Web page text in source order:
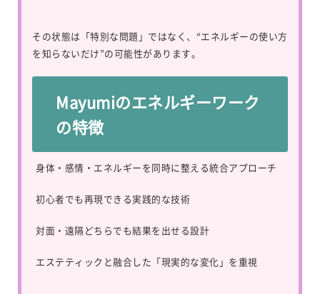
その状態は「特別な問題」ではなく、“エネルギーの使い方
を知らないだけ”の可能性があります。
Mayumiのエネルギーワーク
の特徴
身体・感情・エネルギーを同時に整える統合アプローチ
初心者でも再現できる実践的な技術
対面・遠隔どちらでも結果を出せる設計
エステティックと融合した「現実的な変化」を重視